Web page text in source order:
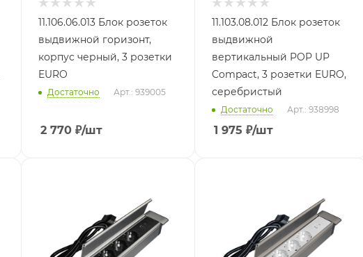
11.106.06.013 Блок розеток
выдвижной горизонт,
корпус черный, 3 розетки
EURO
Достаточно Арт.: 939005
2 770 ₽/шт
11.103.08.012 Блок розеток
выдвижной
вертикальный POP UP
Compact, 3 розетки EURO,
серебристый
Достаточно Арт.: 938998
1 975 ₽/шт